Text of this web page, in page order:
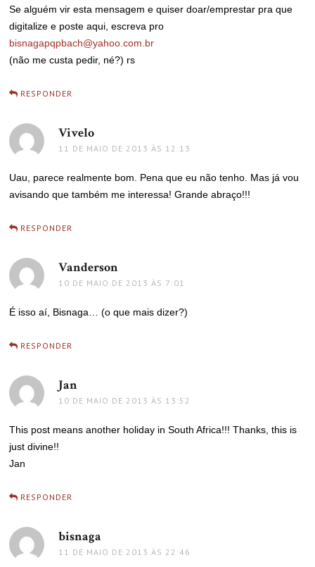
Se alguém vir esta mensagem e quiser doar/emprestar pra que
digitalize e poste aqui, escreva pro
bisnagapqpbach@yahoo.com.br
(não me custa pedir, né?) rs
RESPONDER
Vivelo
11 DE MAIO DE 2013 ÀS 12:13
Uau, parece realmente bom. Pena que eu não tenho. Mas já vou
avisando que também me interessa! Grande abraço!!!
RESPONDER
Vanderson
10 DE MAIO DE 2013 ÀS 7:01
É isso aí, Bisnaga… (o que mais dizer?)
RESPONDER
Jan
10 DE MAIO DE 2013 ÀS 13:52
This post means another holiday in South Africa!!! Thanks, this is
just divine!!
Jan
RESPONDER
bisnaga
11 DE MAIO DE 2013 ÀS 22:46